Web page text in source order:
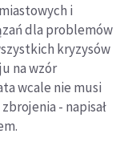
i
dla problemów
kryzysów
na wzór
wcale nie musi
- napisał